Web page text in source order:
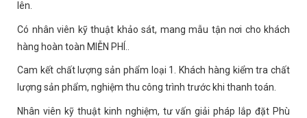
lên.
Có nhân viên kỹ thuật khảo sát, mang mẫu tận nơi cho khách
hàng hoàn toàn MIỄN PHÍ..
Cam kết chất lượng sản phẩm loại 1. Khách hàng kiểm tra chất
lượng sản phẩm, nghiệm thu công trình trước khi thanh toán.
Nhân viên kỹ thuật kinh nghiệm, tư vấn giải pháp lắp đặt Phù